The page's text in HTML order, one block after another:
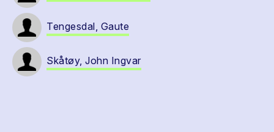
Tengesdal, Gaute
Skåtøy, John Ingvar